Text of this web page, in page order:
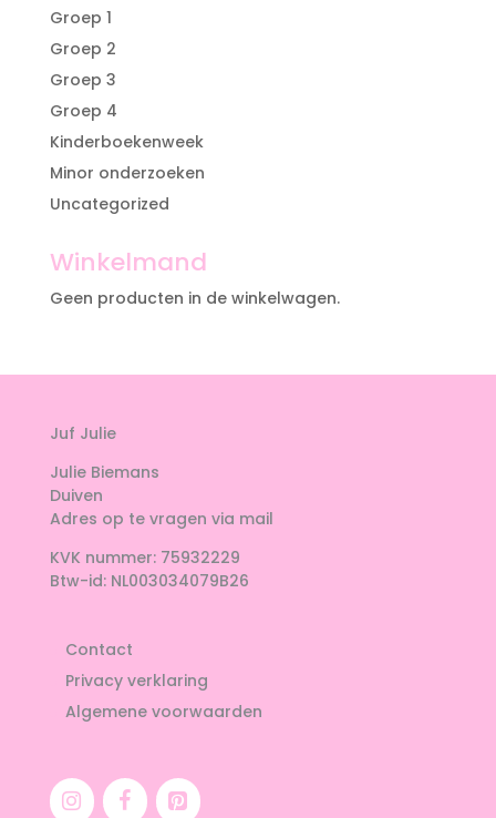
Groep 1
Groep 2
Groep 3
Groep 4
Kinderboekenweek
Minor onderzoeken
Uncategorized
Winkelmand
Geen producten in de winkelwagen.
Juf Julie
Julie Biemans
Duiven
Adres op te vragen via mail
KVK nummer: 75932229
Btw-id: NL003034079B26
Contact
Privacy verklaring
Algemene voorwaarden